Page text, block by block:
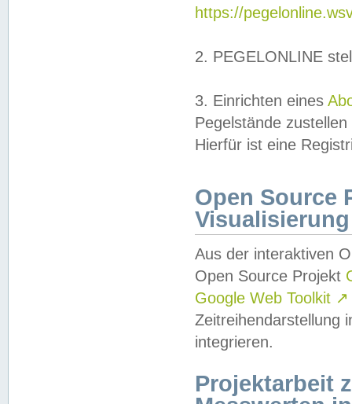
https://
2. PEGELONLINE
3. Einrichten eines
Pegelstände
Hierfür ist eine
Open Source
Visualisierung
Aus der interaktiven
Open Source Projekt
Google Web Toolkit ↗
Zeitreihendarstellung
integrieren.
Projektarbeit